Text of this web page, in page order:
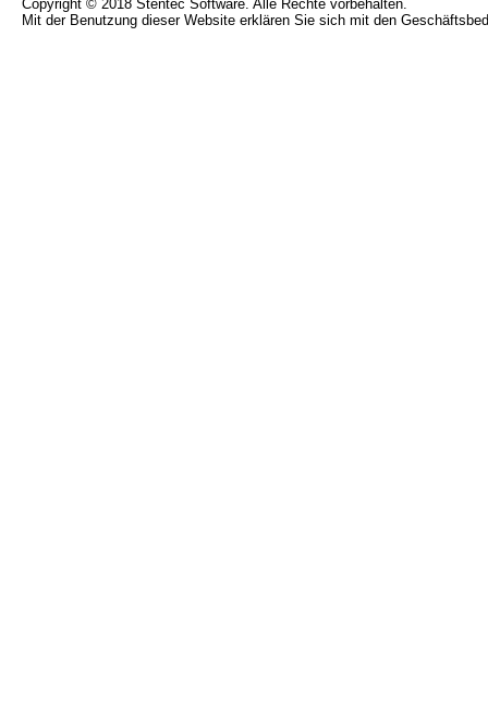
Copyright © 2018 Stentec Software. Alle Rechte vorbehalten.
Mit der Benutzung dieser Website erklären Sie sich mit den